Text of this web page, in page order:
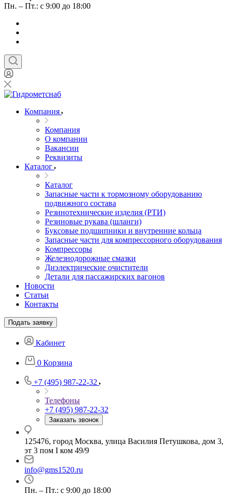
Пн. – Пт.: с 9:00 до 18:00
Компания
Компания
О компании
Вакансии
Реквизиты
Каталог
Каталог
Запасные части к тормозному оборудованию
подвижного состава
Резинотехнические изделия (РТИ)
Резиновые рукава (шланги)
Буксовые подшипники и внутренние кольца
Запасные части для компрессорного оборудования
Компрессоры
Железнодорожные смазки
Диэлектрические очистители
Детали для пассажирских вагонов
Новости
Статьи
Контакты
Подать заявку
Кабинет
0 Корзина
+7 (495) 987-22-32
Телефоны
+7 (495) 987-22-32
Заказать звонок
125476, город Москва, улица Василия Петушкова, дом 3,
эт 3 пом I ком 49/9
info@gms1520.ru
Пн. – Пт.: с 9:00 до 18:00